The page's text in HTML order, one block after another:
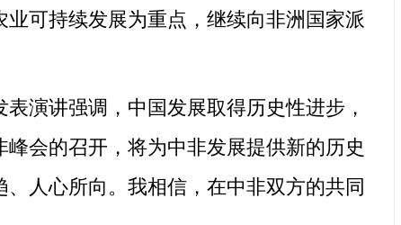
可持续发展为重点，继续向非洲国家派
演讲强调，中国发展取得历史性进步，
会的召开，将为中非发展提供新的历史
人心所向。我相信，在中非双方的共同